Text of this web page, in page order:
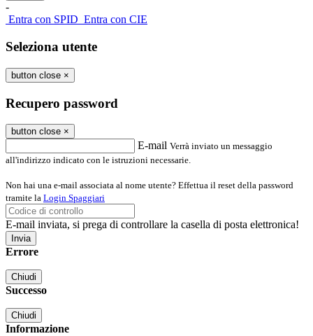
-
Entra con SPID Entra con CIE
Seleziona utente
button close ×
Recupero password
button close ×
E-mail Verrà inviato un messaggio
all'indirizzo indicato con le istruzioni necessarie.
Non hai una e-mail associata al nome utente? Effettua il reset della password
tramite la Login Spaggiari
E-mail inviata, si prega di controllare la casella di posta elettronica!
Errore
Chiudi
Successo
Chiudi
Informazione